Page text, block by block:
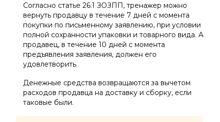
Согласно статье 26.1 ЗОЗПП, тренажер можно
вернуть продавцу в течение 7 дней с момента
покупки по письменному заявлению, при условии
полной сохранности упаковки и товарного вида. А
продавец, в течение 10 дней с момента
предъявления заявления, должен его
удовлетворить.
Денежные средства возвращаются за вычетом
расходов продавца на доставку и сборку, если
таковые были.